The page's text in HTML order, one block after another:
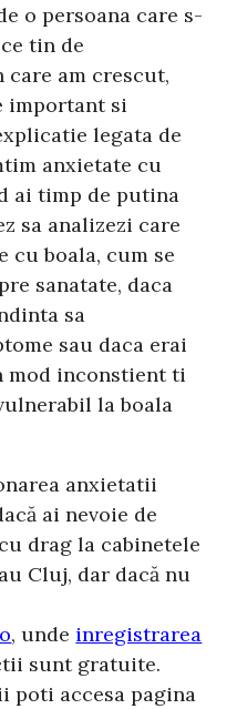
o persoana care s-
tin de
am crescut,
important si
legata de
anxietate cu
ai timp de putina
sa analizezi care
cu boala, cum se
sanatate, daca
sa
sau daca erai
inconstient ti
la boala
anxietatii
ai nevoie de
drag la cabinetele
Cluj, dar dacă nu
, unde inregistrarea
sunt gratuite.
poti accesa pagina